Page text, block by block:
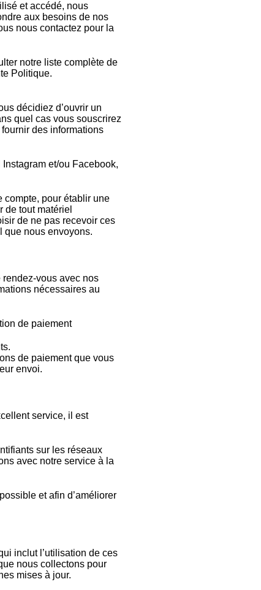
et accédé, nous
aux besoins de nos
nous contactez pour la
notre liste complète de
Politique.
décidiez d’ouvrir un
quel cas vous souscrirez
des informations
et/ou Facebook,
compte, pour établir une
de tout matériel
de ne pas recevoir ces
que nous envoyons.
vous avec nos
nécessaires au
de paiement
de paiement que vous
envoi.
service, il est
sur les réseaux
avec notre service à la
et afin d’améliorer
inclut l’utilisation de ces
nous collectons pour
mises à jour.